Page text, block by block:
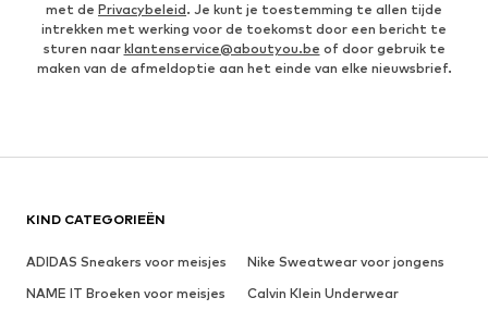
met de Privacybeleid. Je kunt je toestemming te allen tijde
intrekken met werking voor de toekomst door een bericht te
sturen naar klantenservice@aboutyou.be of door gebruik te
maken van de afmeldoptie aan het einde van elke nieuwsbrief.
KIND CATEGORIEËN
ADIDAS Sneakers voor meisjes
Nike Sweatwear voor jongens
NAME IT Broeken voor meisjes
Calvin Klein Underwear